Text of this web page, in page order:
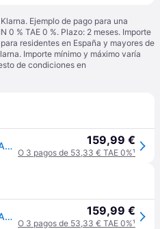
Ejemplo de pago para una
0 % TAE 0 %. Plazo: 2 meses. Importe
residentes en España y mayores de
Importe mínimo y máximo varía
de condiciones en
JOYSTIC FR-TEC RAPTOR MACH 1 | HOTAS COMBO | PC 159,99 €
O 3 pagos de 53,33 € TAE 0%¹
JOYSTIC FR-TEC RAPTOR MACH 1 | HOTAS COMBO | PC 159,99 €
O 3 pagos de 53,33 € TAE 0%¹